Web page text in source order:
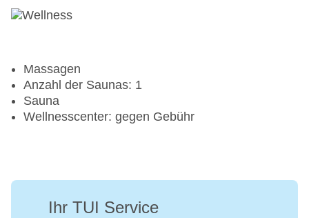
Massagen
Anzahl der Saunas: 1
Sauna
Wellnesscenter: gegen Gebühr
Ihr TUI Service